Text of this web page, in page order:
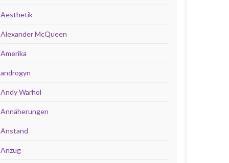
Aesthetik
Alexander McQueen
Amerika
androgyn
Andy Warhol
Annäherungen
Anstand
Anzug